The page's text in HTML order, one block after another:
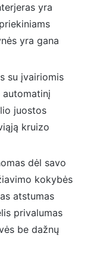
yra
yra gana
su įvairiomis
juostos
kruizo
dėl savo
kokybės
atstumas
privalumas
be dažnų